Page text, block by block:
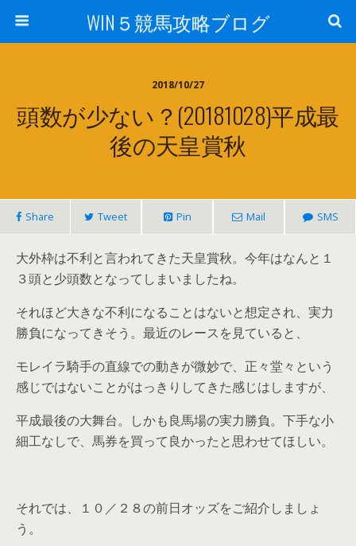
WIN５競馬攻略ブログ
2018/10/27
頭数が少ない？(20181028)平成最
後の天皇賞秋
Share Tweet Pin Mail SMS
大外枠は不利と言われてきた天皇賞秋。今年はなんと１
３頭と少頭数となってしまいましたね。
それほど大きな不利になることはないと想定され、実力
勝負になってきそう。最近のレースを見ていると、
モレイラ騎手の直線での動きが微妙で、正々堂々という
感じではないことがはっきりしてきた感じはしますが、
平成最後の大舞台。しかも良馬場の実力勝負。下手な小
細工なしで、馬券を買って良かったと思わせてほしい。
それでは、１０／２８の前日オッズをご紹介しましょ
う。